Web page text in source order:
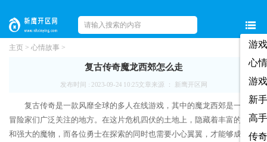
游
心
游
新
高
传
主页 > 心情故事 >
复古传奇魔龙西郊怎么走
发布时间 : 2023-09-24 10:25文章来源 ： 新鹰开区网
复古传奇是一款风靡全球的多人在线游戏，其中的魔龙西郊是一个被
冒险家们广泛关注的地方。在这片危机四伏的土地上，隐藏着丰富的宝藏
和强大的魔物，而各位勇士在探索的同时也需要小心翼翼，才能够成功击